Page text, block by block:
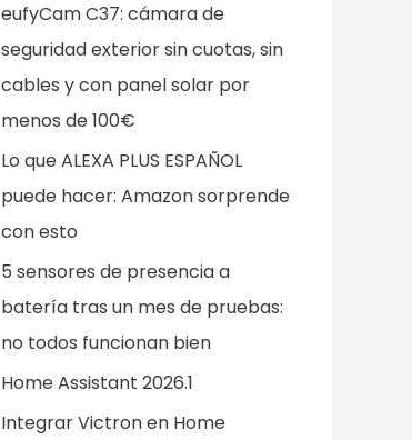
p
o
r
:
eufyCam C37: cámara de
seguridad exterior sin cuotas, sin
cables y con panel solar por
menos de 100€
Lo que ALEXA PLUS ESPAÑOL
puede hacer: Amazon sorprende
con esto
5 sensores de presencia a
batería tras un mes de pruebas:
no todos funcionan bien
Home Assistant 2026.1
Integrar Victron en Home